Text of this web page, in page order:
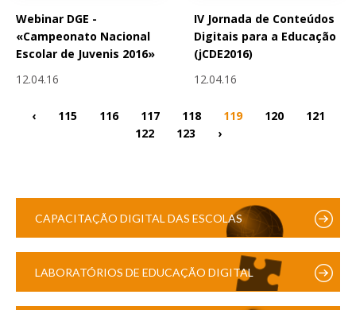
Webinar DGE -
«Campeonato Nacional
Escolar de Juvenis 2016»
12.04.16
IV Jornada de Conteúdos
Digitais para a Educação
(jCDE2016)
12.04.16
‹ 115 116 117 118 119 120
121
122
123 ›
CAPACITAÇÃO DIGITAL DAS ESCOLAS
LABORATÓRIOS DE EDUCAÇÃO DIGITAL